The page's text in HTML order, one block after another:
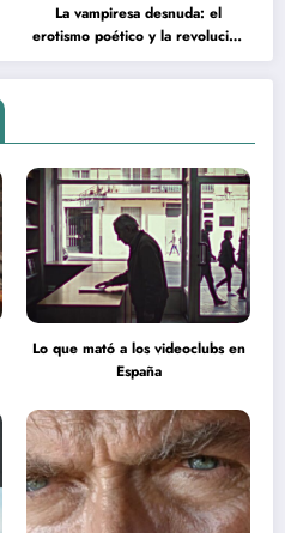
La vampiresa desnuda: el
erotismo poético y la revolución
psicodélica de Jean Rollin
Lo que mató a los videoclubs en
España